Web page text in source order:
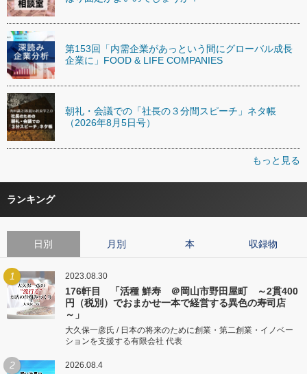
第153回「内需企業があっという間にグローバル成長
企業に」FOOD & LIFE COMPANIES
朝礼・会議での「社長の３分間スピーチ」ネタ帳
（2026年8月5日号）
もっと見る
ランキング
日別 月別 本 収録物
1 2023.08.30
176軒目 「活種 鮮寿 ＠岡山市野田屋町 ～2貫400
円（税別）でおまかせ一本で経営する異色の寿司店
～」
大久保一彦氏 / 日本の将来のために創業・第二創業・イノベー
ションを支援する有限会社 代表
2 2026.08.4